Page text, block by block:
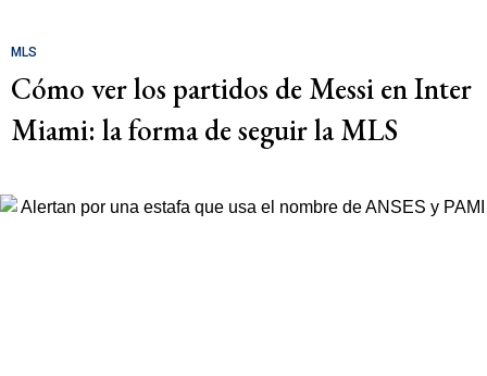
MLS
Cómo ver los partidos de Messi en Inter
Miami: la forma de seguir la MLS